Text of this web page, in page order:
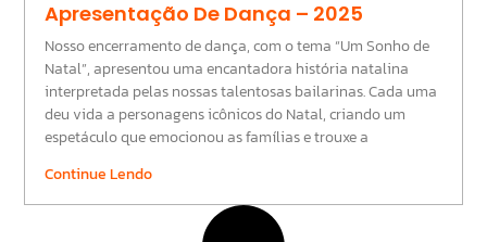
Apresentação De Dança – 2025
Nosso encerramento de dança, com o tema “Um Sonho de
Natal”, apresentou uma encantadora história natalina
interpretada pelas nossas talentosas bailarinas. Cada uma
deu vida a personagens icônicos do Natal, criando um
espetáculo que emocionou as famílias e trouxe a
Continue Lendo